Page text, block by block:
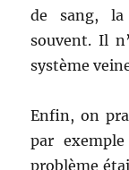
de sang, la
souvent. Il
système
Enfin, on
par
problème